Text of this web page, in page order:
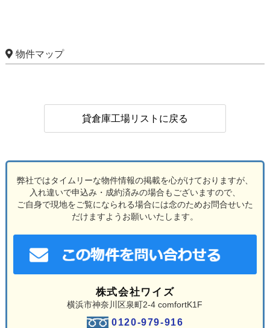
物件マップ
貸倉庫工場リストに戻る
弊社ではタイムリーな物件情報の掲載を心がけておりますが、
入れ違いで申込み・成約済みの場合もございますので、
ご自身で現地をご覧になられる場合には念のためお問合せいた
だけますようお願いいたします。
株式会社ワイズ
横浜市神奈川区泉町2-4 comfortK1F
0120-979-916